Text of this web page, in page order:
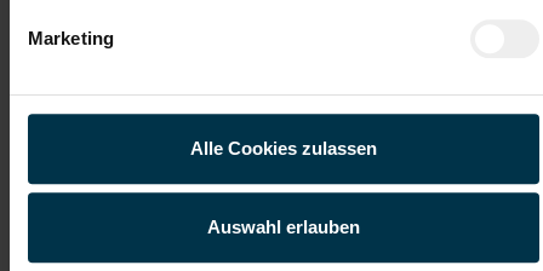
Marketing
Alle Cookies zulassen
Auswahl erlauben
Details zu diesem Job anzeigen
Lannach für die Pharmaindustrie -
Vollueit (m/w/d)